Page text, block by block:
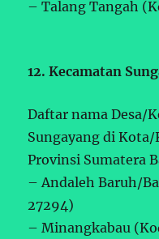
– Talang Tangah
12. Kecamatan
Daftar nama Desa/
Sungayang di
Provinsi Sumatera
– Andaleh Baruh/
27294)
– Minangkabau